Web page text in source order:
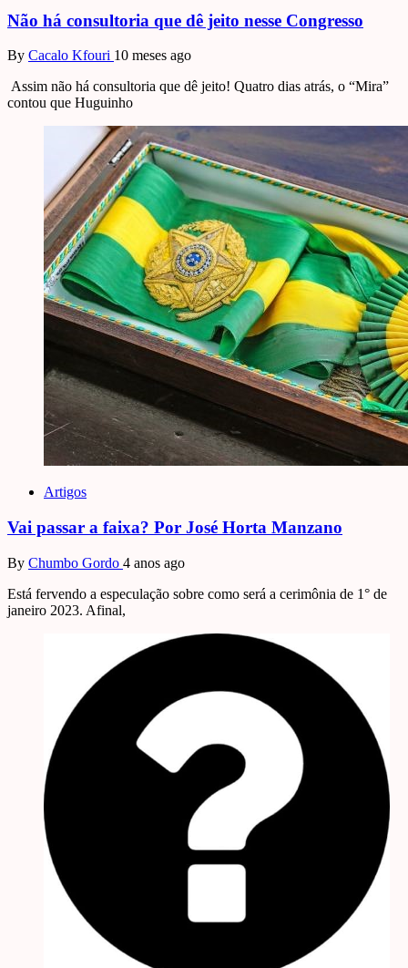
Não há consultoria que dê jeito nesse Congresso
By Cacalo Kfouri 10 meses ago
Assim não há consultoria que dê jeito! Quatro dias atrás, o “Mira”
contou que Huguinho
Artigos
Vai passar a faixa? Por José Horta Manzano
By Chumbo Gordo 4 anos ago
Está fervendo a especulação sobre como será a cerimônia de 1° de
janeiro 2023. Afinal,